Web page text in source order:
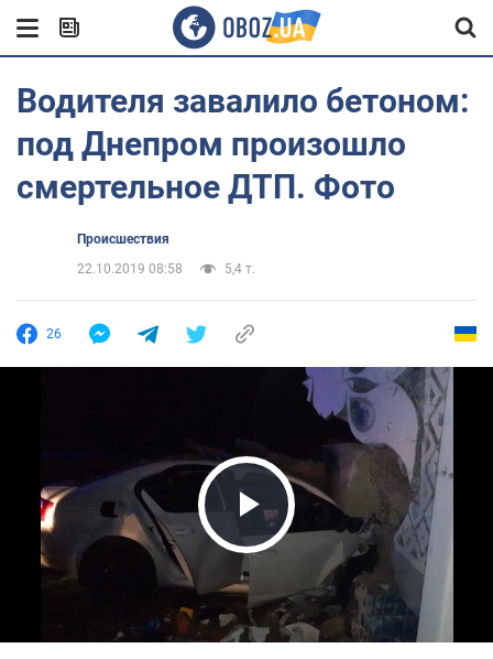
Водителя завалило бетоном:
под Днепром произошло
смертельное ДТП. Фото
Происшествия
22.10.2019 08:58
5,4 т.
26
Play Video